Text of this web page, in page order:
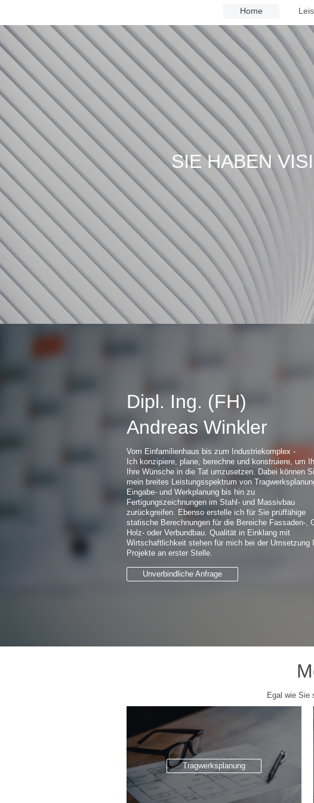
Home
SIE HABEN
Dipl. Ing. (FH)
Andreas Winkler
Vom Einfamilienhaus bis zum Industriekomplex -
Ich konzipiere, plane, berechne und konstruiere, um
Ihre Wünsche in die Tat umzusetzen. Dabei können
mein breites Leistungsspektrum von
Eingabe- und Werkplanung bis hin zu
Fertigungszeichnungen im Stahl- und Massivbau
zurückgreifen. Ebenso erstelle ich für Sie prüffähige
statische Berechnungen für die Bereiche Fassaden-,
Holz- oder Verbundbau. Qualität in Einklang mit
Wirtschaftlichkeit stehen für mich bei der Umsetzung
Projekte an erster Stelle.
Unverbindliche Anfrage
Egal wie Sie
Tragwerksplanung